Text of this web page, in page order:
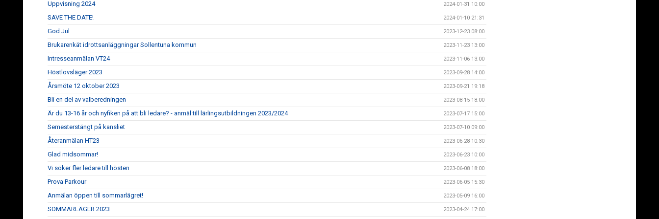
Uppvisning 2024 2024-01-31 10:00
SAVE THE DATE! 2024-01-10 21:31
God Jul 2023-12-23 08:00
Brukarenkät idrottsanläggningar Sollentuna kommun 2023-11-23 13:00
Intresseanmälan VT24 2023-11-06 13:00
Höstlovsläger 2023 2023-09-28 14:00
Årsmöte 12 oktober 2023 2023-09-21 19:18
Bli en del av valberedningen 2023-08-15 18:00
Är du 13-16 år och nyfiken på att bli ledare? - anmäl till lärlingsutbildningen 2023/2024 2023-07-17 15:00
Semesterstängt på kansliet 2023-07-10 09:00
Återanmälan HT23 2023-06-28 10:30
Glad midsommar! 2023-06-23 10:00
Vi söker fler ledare till hösten 2023-06-08 18:00
Prova Parkour 2023-06-05 15:30
Anmälan öppen till sommarlägret! 2023-05-09 16:00
SOMMARLÄGER 2023 2023-04-24 17:00